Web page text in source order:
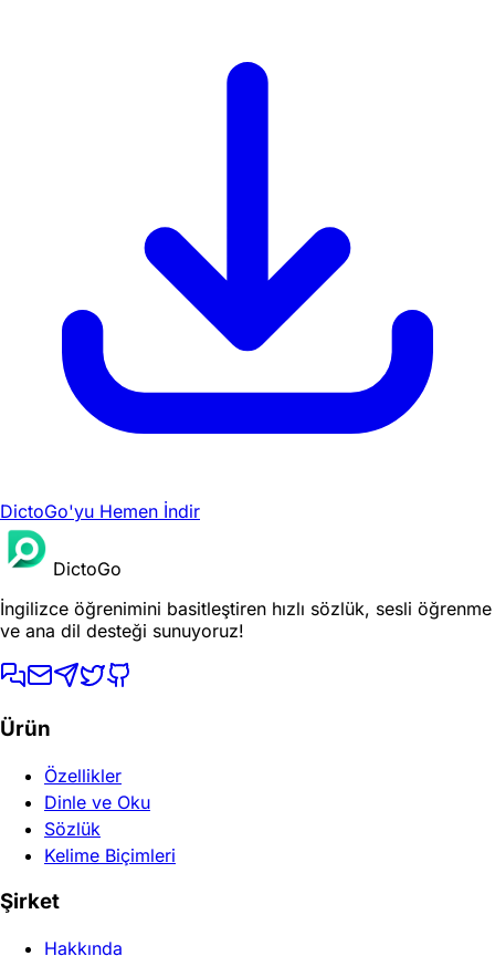
DictoGo'yu Hemen İndir
DictoGo
İngilizce öğrenimini basitleştiren hızlı sözlük, sesli öğrenme
ve ana dil desteği sunuyoruz!
Ürün
Özellikler
Dinle ve Oku
Sözlük
Kelime Biçimleri
Şirket
Hakkında